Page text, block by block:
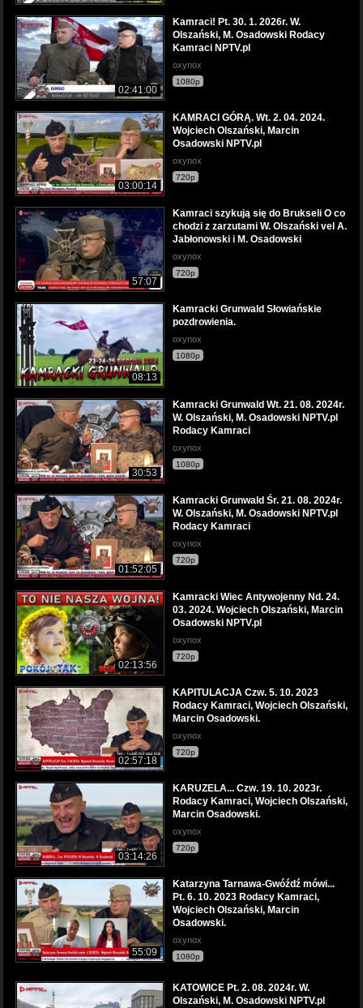
02:41:00
Kamraci! Pt. 30. 1. 2026r. W.
Olszański, M. Osadowski Rodacy
Kamraci NPTV.pl
oxynox
1080p
03:00:14
KAMRACI GÓRĄ. Wt. 2. 04. 2024.
Wojciech Olszański, Marcin
Osadowski NPTV.pl
oxynox
720p
57:07
Kamraci szykują się do Brukseli O co
chodzi z zarzutami W. Olszański vel A.
Jabłonowski i M. Osadowski
oxynox
720p
08:13
Kamracki Grunwald Słowiańskie
pozdrowienia.
oxynox
1080p
30:53
Kamracki Grunwald Wt. 21. 08. 2024r.
W. Olszański, M. Osadowski NPTV.pl
Rodacy Kamraci
oxynox
1080p
01:52:05
Kamracki Grunwald Śr. 21. 08. 2024r.
W. Olszański, M. Osadowski NPTV.pl
Rodacy Kamraci
oxynox
720p
02:13:56
Kamracki Wiec Antywojenny Nd. 24.
03. 2024. Wojciech Olszański, Marcin
Osadowski NPTV.pl
oxynox
720p
02:57:18
KAPITULACJA Czw. 5. 10. 2023
Rodacy Kamraci, Wojciech Olszański,
Marcin Osadowski.
oxynox
720p
03:14:26
KARUZELA... Czw. 19. 10. 2023r.
Rodacy Kamraci, Wojciech Olszański,
Marcin Osadowski.
oxynox
720p
55:09
Katarzyna Tarnawa-Gwóźdź mówi...
Pt. 6. 10. 2023 Rodacy Kamraci,
Wojciech Olszański, Marcin
Osadowski.
oxynox
1080p
KATOWICE Pt. 2. 08. 2024r. W.
Olszański, M. Osadowski NPTV.pl